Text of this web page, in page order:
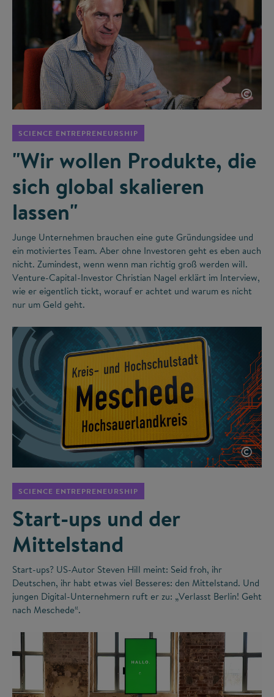
©
SCIENCE ENTREPRENEURSHIP
"Wir wollen Produkte, die
sich global skalieren
lassen"
Junge Unternehmen brauchen eine gute Gründungsidee und
ein motiviertes Team. Aber ohne Investoren geht es eben auch
nicht. Zumindest, wenn wenn man richtig groß werden will.
Venture-Capital-Investor Christian Nagel erklärt im Interview,
wie er eigentlich tickt, worauf er achtet und warum es nicht
nur um Geld geht.
©
SCIENCE ENTREPRENEURSHIP
Start-ups und der
Mittelstand
Start-ups? US-Autor Steven Hill meint: Seid froh, ihr
Deutschen, ihr habt etwas viel Besseres: den Mittelstand. Und
jungen Digital-Unternehmern ruft er zu: „Verlasst Berlin! Geht
nach Meschede“.